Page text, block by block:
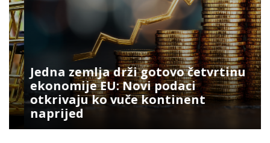
Jedna zemlja drži gotovo četvrtinu
ekonomije EU: Novi podaci
otkrivaju ko vuče kontinent
naprijed